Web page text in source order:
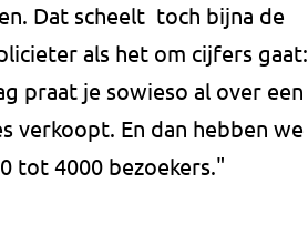
Dat scheelt toch bijna de
als het om cijfers gaat:
praat je sowieso al over een
verkoopt. En dan hebben we
tot 4000 bezoekers."